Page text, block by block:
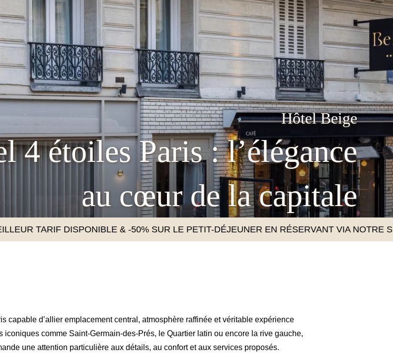
Hôtel Beige
4 étoiles Paris : l’élégance
au cœur de la capitale
capable d’allier emplacement central, atmosphère raffinée et véritable expérience
comme Saint-Germain-des-Prés, le Quartier latin ou encore la rive gauche,
une attention particulière aux détails, au confort et aux services proposés.